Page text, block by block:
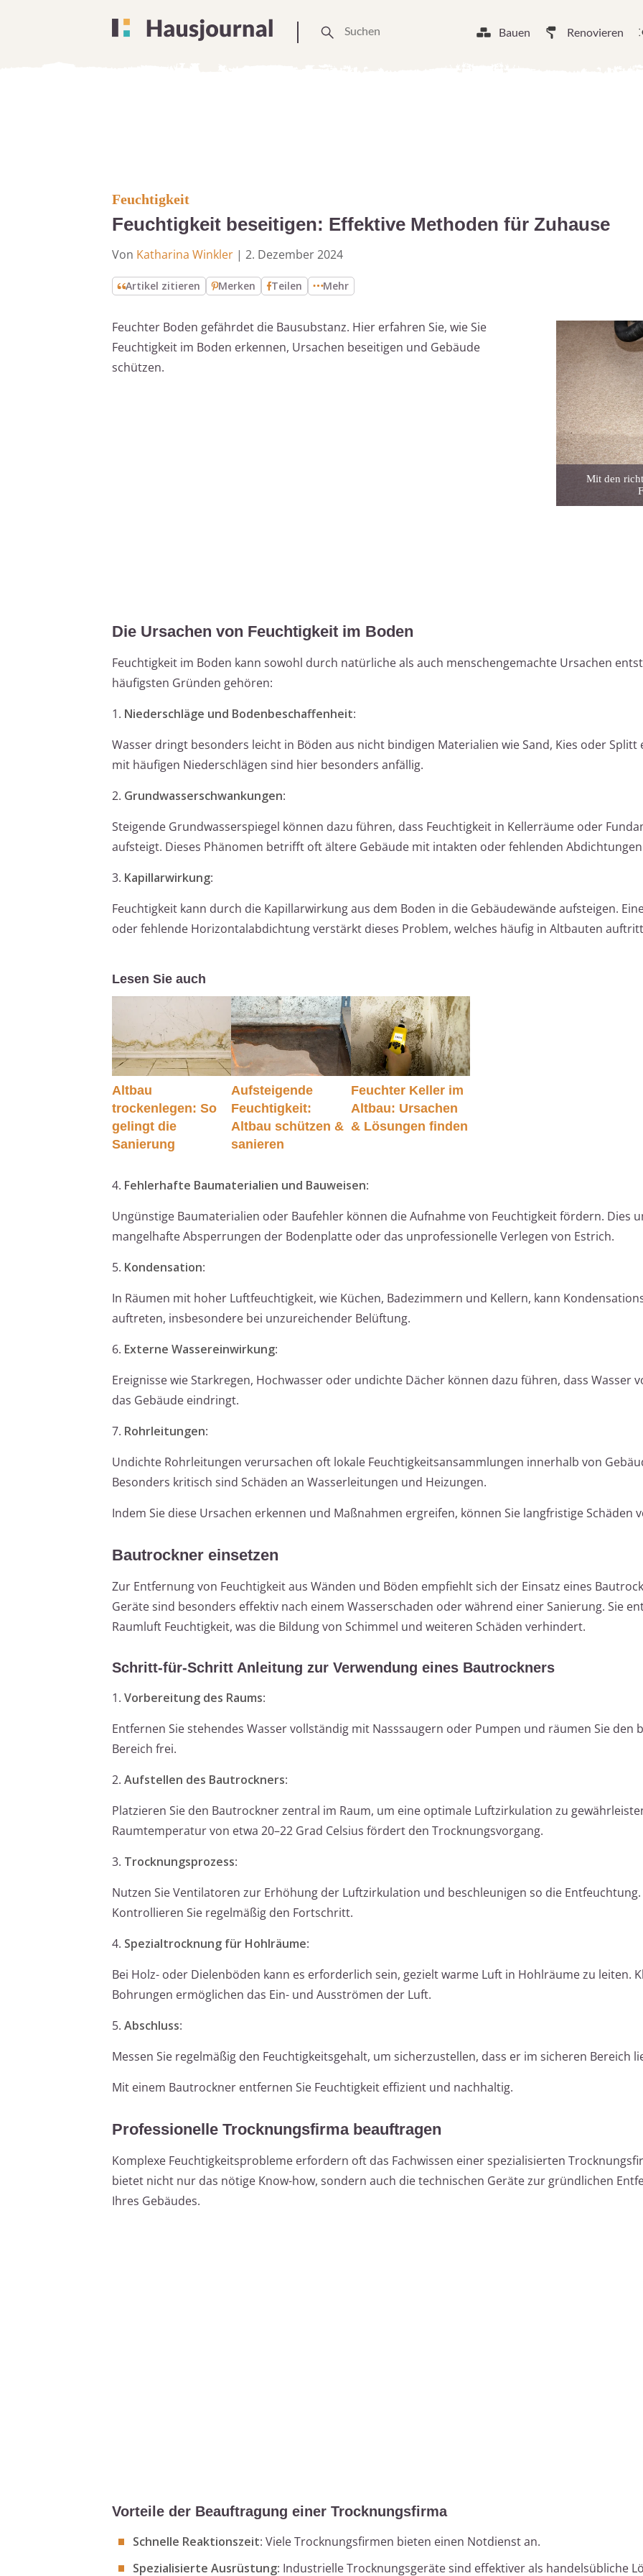
Bauen Renovieren
Feuchtigkeit
Feuchtigkeit beseitigen: Effektive Methoden für Zuhause
Von Katharina Winkler | 2. Dezember 2024
Artikel zitieren Merken Teilen Mehr
Feuchter Boden gefährdet die Bausubstanz. Hier erfahren Sie, wie Sie
Feuchtigkeit im Boden erkennen, Ursachen beseitigen und Gebäude
schützen.
Mit den
Die Ursachen von Feuchtigkeit im Boden
Feuchtigkeit im Boden kann sowohl durch natürliche als auch menschengemachte Ursachen
häufigsten Gründen gehören:
1. Niederschläge und Bodenbeschaffenheit:
Wasser dringt besonders leicht in Böden aus nicht bindigen Materialien wie Sand, Kies oder Splitt
mit häufigen Niederschlägen sind hier besonders anfällig.
2. Grundwasserschwankungen:
Steigende Grundwasserspiegel können dazu führen, dass Feuchtigkeit in Kellerräume oder
aufsteigt. Dieses Phänomen betrifft oft ältere Gebäude mit intakten oder fehlenden
3. Kapillarwirkung:
Feuchtigkeit kann durch die Kapillarwirkung aus dem Boden in die Gebäudewände aufsteigen.
oder fehlende Horizontalabdichtung verstärkt dieses Problem, welches häufig in Altbauten
Lesen Sie auch
Altbau
trockenlegen: So
gelingt die
Sanierung
Aufsteigende
Feuchtigkeit:
Altbau schützen &
sanieren
Feuchter Keller im
Altbau: Ursachen
& Lösungen finden
4. Fehlerhafte Baumaterialien und Bauweisen:
Ungünstige Baumaterialien oder Baufehler können die Aufnahme von Feuchtigkeit fördern. Dies
mangelhafte Absperrungen der Bodenplatte oder das unprofessionelle Verlegen von Estrich.
5. Kondensation:
In Räumen mit hoher Luftfeuchtigkeit, wie Küchen, Badezimmern und Kellern, kann
auftreten, insbesondere bei unzureichender Belüftung.
6. Externe Wassereinwirkung:
Ereignisse wie Starkregen, Hochwasser oder undichte Dächer können dazu führen, dass Wasser
das Gebäude eindringt.
7. Rohrleitungen:
Undichte Rohrleitungen verursachen oft lokale Feuchtigkeitsansammlungen innerhalb von
Besonders kritisch sind Schäden an Wasserleitungen und Heizungen.
Indem Sie diese Ursachen erkennen und Maßnahmen ergreifen, können Sie langfristige Schäden
Bautrockner einsetzen
Zur Entfernung von Feuchtigkeit aus Wänden und Böden empfiehlt sich der Einsatz eines
Geräte sind besonders effektiv nach einem Wasserschaden oder während einer Sanierung. Sie
Raumluft Feuchtigkeit, was die Bildung von Schimmel und weiteren Schäden verhindert.
Schritt-für-Schritt Anleitung zur Verwendung eines Bautrockners
1. Vorbereitung des Raums:
Entfernen Sie stehendes Wasser vollständig mit Nasssaugern oder Pumpen und räumen Sie den
Bereich frei.
2. Aufstellen des Bautrockners:
Platzieren Sie den Bautrockner zentral im Raum, um eine optimale Luftzirkulation zu
Raumtemperatur von etwa 20–22 Grad Celsius fördert den Trocknungsvorgang.
3. Trocknungsprozess:
Nutzen Sie Ventilatoren zur Erhöhung der Luftzirkulation und beschleunigen so die Entfeuchtung.
Kontrollieren Sie regelmäßig den Fortschritt.
4. Spezialtrocknung für Hohlräume:
Bei Holz- oder Dielenböden kann es erforderlich sein, gezielt warme Luft in Hohlräume zu leiten.
Bohrungen ermöglichen das Ein- und Ausströmen der Luft.
5. Abschluss:
Messen Sie regelmäßig den Feuchtigkeitsgehalt, um sicherzustellen, dass er im sicheren Bereich
Mit einem Bautrockner entfernen Sie Feuchtigkeit effizient und nachhaltig.
Professionelle Trocknungsfirma beauftragen
Komplexe Feuchtigkeitsprobleme erfordern oft das Fachwissen einer spezialisierten
bietet nicht nur das nötige Know-how, sondern auch die technischen Geräte zur gründlichen
Ihres Gebäudes.
Vorteile der Beauftragung einer Trocknungsfirma
Schnelle Reaktionszeit: Viele Trocknungsfirmen bieten einen Notdienst an.
Spezialisierte Ausrüstung: Industrielle Trocknungsgeräte sind effektiver als handelsübliche